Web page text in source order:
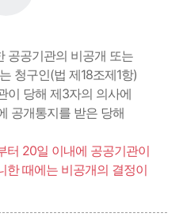
공공기관의 비공개 또는
청구인(법 제18조제1항)
이 당해 제3자의 의사에
공개통지를 받은 당해
터 20일 이내에 공공기관이
한 때에는 비공개의 결정이